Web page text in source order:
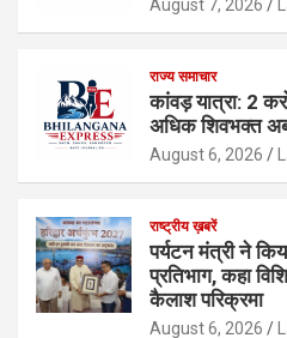
August 7, 2026
राज्य समाचार
कांवड़ यात्रा: 2
अधिक शिवभक्त
August 6, 2026
राष्ट्रीय ख़बरें
पर्यटन मंत्री ने
प्रतिभाग, कहा
कैलाश परिक्रमा
August 6, 2026